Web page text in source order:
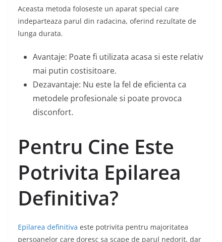
Aceasta metoda foloseste un aparat special care
indeparteaza parul din radacina, oferind rezultate de
lunga durata.
Avantaje: Poate fi utilizata acasa si este relativ
mai putin costisitoare.
Dezavantaje: Nu este la fel de eficienta ca
metodele profesionale si poate provoca
disconfort.
Pentru Cine Este
Potrivita Epilarea
Definitiva?
Epilarea definitiva este potrivita pentru majoritatea
persoanelor care doresc sa scape de parul nedorit, dar